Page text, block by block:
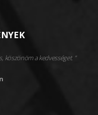
köszönöm a kedvességet.